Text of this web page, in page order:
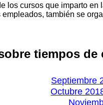
los cursos que imparto
empleados, también se
tiempos de
Septiembre
Octubre